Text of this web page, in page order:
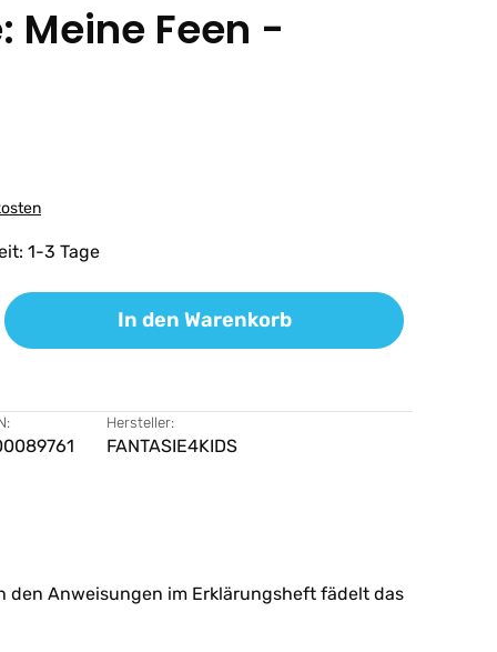
Meine Feen -
1-3 Tage
den gewünschten Wert ein oder
In den Warenkorb
Hersteller:
FANTASIE4KIDS
den Anweisungen im Erklärungsheft fädelt das